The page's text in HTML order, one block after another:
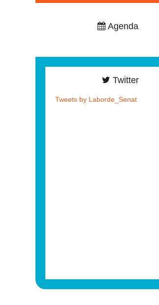
Agenda
Twitter
Tweets by Laborde_Senat